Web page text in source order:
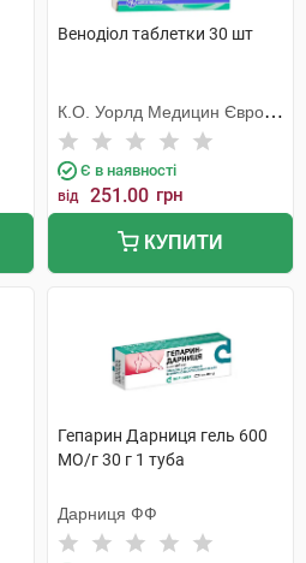
Венодіол таблетки 30 шт
К.О. Уорлд Медицин Європа
С.Р.Л.
Є в наявності
від 251.00 грн
КУПИТИ
Гепарин Дарниця гель 600
МО/г 30 г 1 туба
Дарниця ФФ